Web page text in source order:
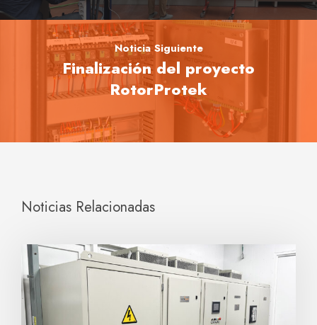
Noticia Siguiente
Finalización del proyecto
RotorProtek
Noticias Relacionadas